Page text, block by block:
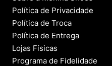
Política de Privacidade
Política de Troca
Política de Entrega
Lojas Físicas
Programa de Fidelidade